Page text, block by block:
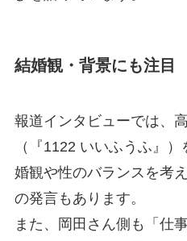
結婚観・背景にも注目
報道インタビューでは、
（『1122 いいふうふ』
婚観や性のバランスを考
の発言もあります。
また、岡田さん側も「仕